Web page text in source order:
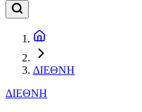
ΔΙΕΘΝΗ
ΔΙΕΘΝΗ